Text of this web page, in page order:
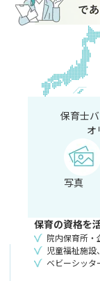
保育士
オ
写真
保育の資格を
院内保育所・
児童福祉施設
ベビーシッタ